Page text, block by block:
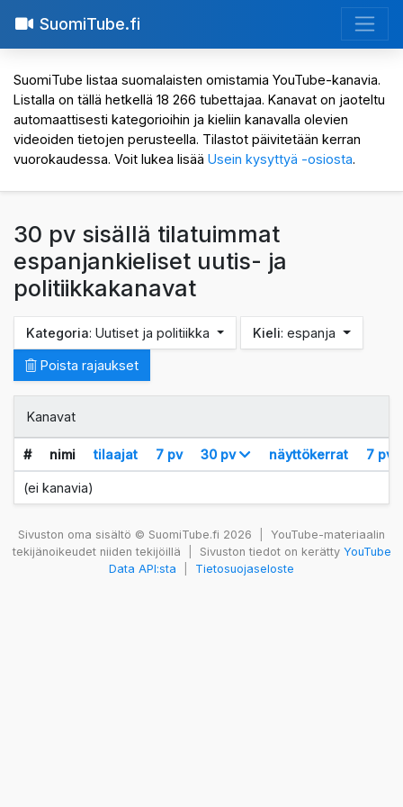
SuomiTube.fi
SuomiTube listaa suomalaisten omistamia YouTube-kanavia.
Listalla on tällä hetkellä 18 266 tubettajaa. Kanavat on jaoteltu
automaattisesti kategorioihin ja kieliin kanavalla olevien
videoiden tietojen perusteella. Tilastot päivitetään kerran
vuorokaudessa. Voit lukea lisää Usein kysyttyä -osiosta.
30 pv sisällä tilatuimmat
espanjankieliset uutis- ja
politiikkakanavat
Kategoria: Uutiset ja politiikka Kieli: espanja
Poista rajaukset
Kanavat
# nimi tilaajat 7 pv 30 pv näyttökerrat 7 pv
(ei kanavia)
Sivuston oma sisältö © SuomiTube.fi 2026
YouTube-materiaalin
tekijänoikeudet niiden tekijöillä
Sivuston tiedot on kerätty YouTube
Data API:sta
Tietosuojaseloste